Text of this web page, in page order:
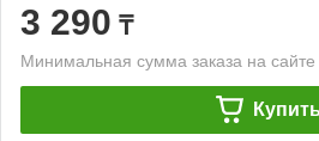
3 290 ₸
Минимальная сумма заказа на